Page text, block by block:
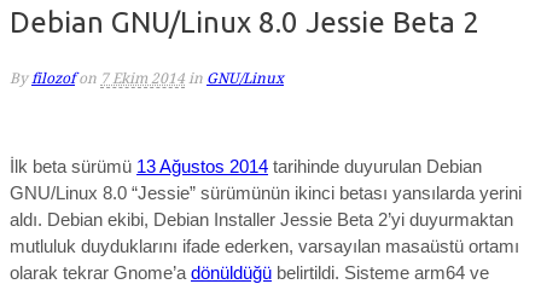
Debian GNU/Linux 8.0 Jessie Beta 2
By filozof on 7 Ekim 2014 in GNU/Linux
İlk beta sürümü 13 Ağustos 2014 tarihinde duyurulan Debian
GNU/Linux 8.0 “Jessie” sürümünün ikinci betası yansılarda yerini
aldı. Debian ekibi, Debian Installer Jessie Beta 2’yi duyurmaktan
mutluluk duyduklarını ifade ederken, varsayılan masaüstü ortamı
olarak tekrar Gnome’a dönüldüğü belirtildi. Sisteme arm64 ve